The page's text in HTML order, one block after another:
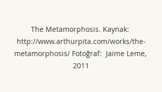
The Metamorphosis. Kaynak:
http://www.arthurpita.com/works/the-
metamorphosis/ Fotoğraf:  Jaime Leme,
2011